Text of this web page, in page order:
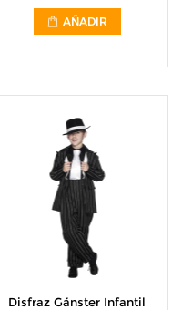
AÑADIR
Disfraz Gánster Infantil